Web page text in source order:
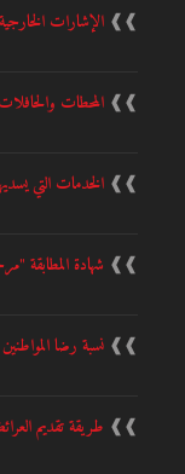
❱❱الإشارات
❱❱المحطات
❱❱الخدمات التي
❱❱ شهادة المطابقة
❱❱نسبة رضا المواطنين
❱❱ طريقة تقديم